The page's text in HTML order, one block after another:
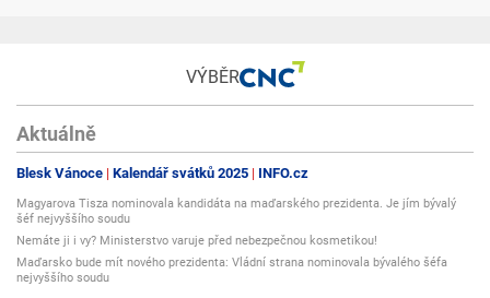
VÝBĚR
Aktuálně
Blesk Vánoce Kalendář svátků 2025 INFO.cz
Magyarova Tisza nominovala kandidáta na maďarského prezidenta. Je jím bývalý
šéf nejvyššího soudu
Nemáte ji i vy? Ministerstvo varuje před nebezpečnou kosmetikou!
Maďarsko bude mít nového prezidenta: Vládní strana nominovala bývalého šéfa
nejvyššího soudu